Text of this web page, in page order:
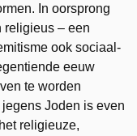
In oorsprong
religieus – een
ook sociaal-
eeuw
te worden
Joden is even
religieuze,